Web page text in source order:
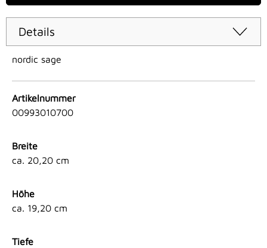
Details
nordic sage
Artikelnummer
00993010700
Breite
ca. 20,20 cm
Höhe
ca. 19,20 cm
Tiefe